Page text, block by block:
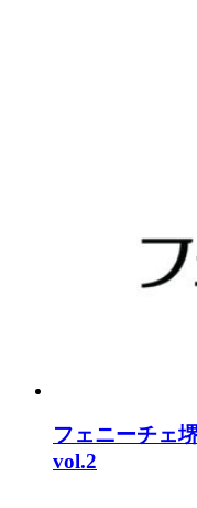
フェニーチェ
vol.2